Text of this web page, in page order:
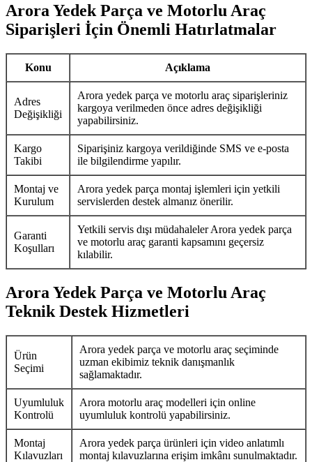
Arora Yedek Parça ve Motorlu Araç
Siparişleri İçin Önemli Hatırlatmalar
Konu Açıklama
Adres
Değişikliği
Arora yedek parça ve motorlu araç siparişleriniz
kargoya verilmeden önce adres değişikliği
yapabilirsiniz.
Kargo
Takibi
Siparişiniz kargoya verildiğinde SMS ve e-posta
ile bilgilendirme yapılır.
Montaj ve
Kurulum
Arora yedek parça montaj işlemleri için yetkili
servislerden destek almanız önerilir.
Garanti
Koşulları
Yetkili servis dışı müdahaleler Arora yedek parça
ve motorlu araç garanti kapsamını geçersiz
kılabilir.
Arora Yedek Parça ve Motorlu Araç
Teknik Destek Hizmetleri
Ürün
Seçimi
Arora yedek parça ve motorlu araç seçiminde
uzman ekibimiz teknik danışmanlık
sağlamaktadır.
Uyumluluk
Kontrolü
Arora motorlu araç modelleri için online
uyumluluk kontrolü yapabilirsiniz.
Montaj
Kılavuzları
Arora yedek parça ürünleri için video anlatımlı
montaj kılavuzlarına erişim imkânı sunulmaktadır.